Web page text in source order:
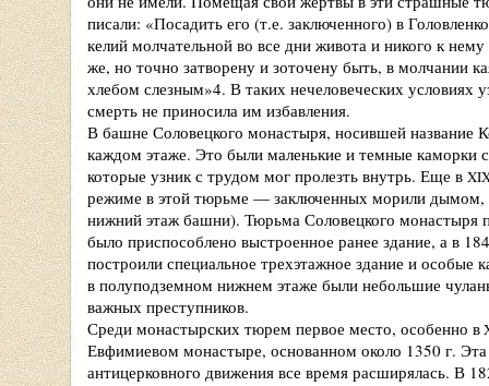
писали: «Посадить его (т.е. заключенного) в
келий молчательной во все дни живота и никого к
же, но точно затворену и зоточену быть, в молчании
хлебом слезным»4. В таких нечеловеческих условиях
смерть не приносила им избавления.
В башне Соловецкого монастыря, носившей название
каждом этаже. Это были маленькие и темные каморки
которые узник с трудом мог пролезть внутрь. Еще в
режиме в этой тюрьме — заключенных морили дымом,
нижний этаж башни). Тюрьма Соловецкого монастыря
было приспособлено выстроенное ранее здание, а в
построили специальное трехэтажное здание и
в полуподземном нижнем этаже были небольшие
важных преступников.
Среди монастырских тюрем первое место, особенно в
Евфимиевом монастыре, основанном около 1350 г.
антицерковного движения все время расширялась. В